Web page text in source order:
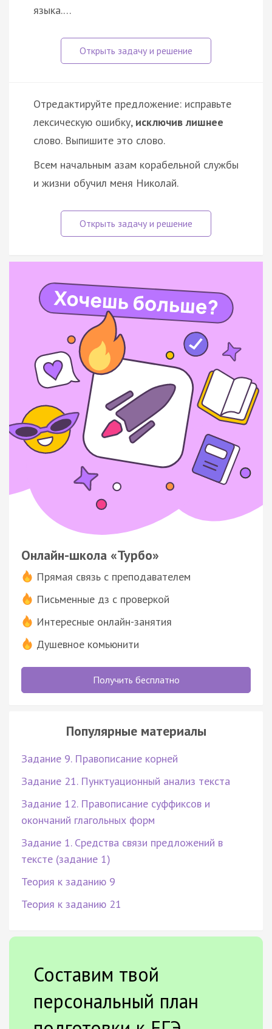
языка.…
Отредактируйте предложение: исправьте
лексическую ошибку, исключив лишнее
слово. Выпишите это слово.
Всем начальным азам корабельной службы
и жизни обучил меня Николай.
Онлайн-школа «Турбо»
Прямая связь с преподавателем
Письменные дз с проверкой
Интересные онлайн-занятия
Душевное комьюнити
Получить бесплатно
Популярные материалы
Задание 9. Правописание корней
Задание 21. Пунктуационный анализ текста
Задание 12. Правописание суффиксов и
окончаний глагольных форм
Задание 1. Средства связи предложений в
тексте (задание 1)
Теория к заданию 9
Теория к заданию 21
Составим твой
персональный план